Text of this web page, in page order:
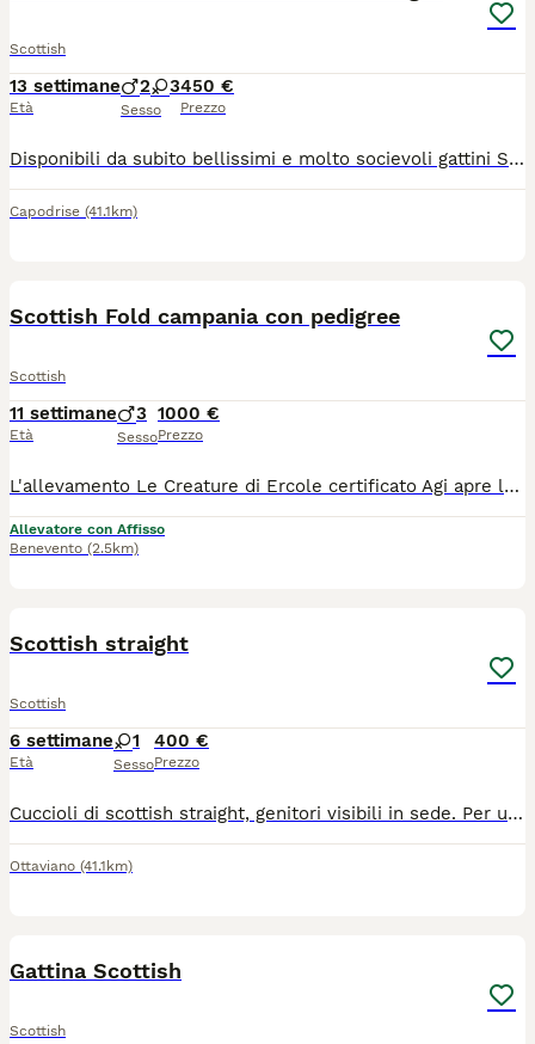
Scottish
13 settimane
Età
2 3
Sesso
450 €
Prezzo
Disponibili da subito bellissimi e molto socievoli gattini Scottish fold e Scottish straight, nati 4 maggio.Svezzati, sverminati con primo vaccinazione e libretto sanitario. Genitori entrambi testati FELV, FIV. Per maggiori informazioni potete contattare sul WhatsApp. Grazie!
Capodrise (41.1km)
Scottish Fold campania con pedigree
Scottish
11 settimane
Età
3
Sesso
1000 €
Prezzo
L'allevamento Le Creature di Ercole certificato Agi apre le prenotazioni per gattini nati il 19j/05/26. Cercateci su tik tok, scottish le creature di ercole cattery. Sono cuccioli di razza scottish Fold e Straight con una splendida colorazione golden. Lasceranno l' allevamento a 3 mesi di eta" con: - sverminazione - due vaccini - microchip - passaggio di proprieta' - pedegree Agi - contratto di cessione per animali da compagnia - libretto sanitario I genitori sono visibili e testati ed esenti Fiv Felv e Pdk I nostri cuccioli sono mansueti, coccoloni ed abituati al contatto e al gioco e sono particolarmente adatti ai bambini. Ci troviamo a Benevento, in Campania Per info 3474007427
Allevatore con Affisso
Benevento (2.5km)
Scottish straight
Scottish
6 settimane
Età
1
Sesso
400 €
Prezzo
Cuccioli di scottish straight, genitori visibili in sede. Per ulteriori info.
Ottaviano (41.1km)
Gattina Scottish
Scottish